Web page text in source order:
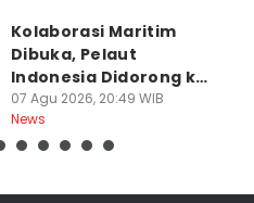
Kolaborasi Maritim
Dibuka, Pelaut
Indonesia Didorong ke
Pasar Global
07 Agu 2026, 20:49 WIB
News